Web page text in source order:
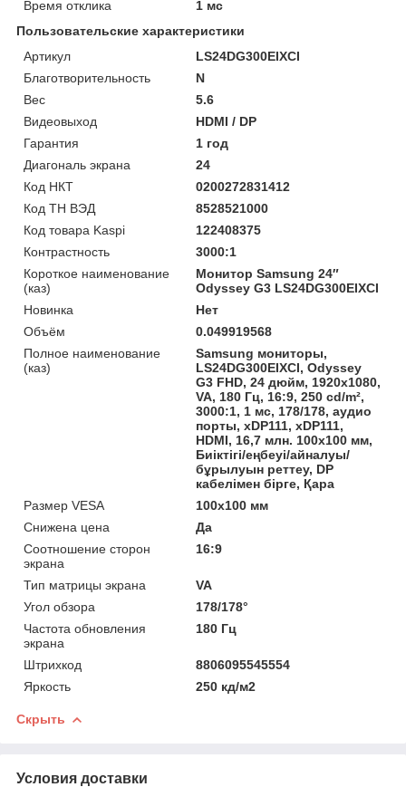
Время отклика
1 мс
Пользовательские характеристики
Артикул
LS24DG300EIXCI
Благотворительность
N
Вес
5.6
Видеовыход
HDMI / DP
Гарантия
1 год
Диагональ экрана
24
Код НКТ
0200272831412
Код ТН ВЭД
8528521000
Код товара Kaspi
122408375
Контрастность
3000:1
Короткое наименование
(каз)
Монитор Samsung 24″
Odyssey G3 LS24DG300EIXCI
Новинка
Нет
Объём
0.049919568
Полное наименование
(каз)
Samsung мониторы,
LS24DG300EIXCI, Odyssey
G3 FHD, 24 дюйм, 1920x1080,
VA, 180 Гц, 16:9, 250 cd/m²,
3000:1, 1 мс, 178/178, аудио
порты, xDP111, xDP111,
HDMI, 16,7 млн. 100x100 мм,
Биіктігі/еңбеуі/айналуы/
бұрылуын реттеу, DP
кабелімен бірге, Қара
Размер VESA
100x100 мм
Снижена цена
Да
Соотношение сторон
экрана
16:9
Тип матрицы экрана
VA
Угол обзора
178/178°
Частота обновления
экрана
180 Гц
Штрихкод
8806095545554
Яркость
250 кд/м2
Скрыть
Условия доставки